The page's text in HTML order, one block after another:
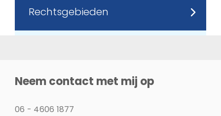
Rechtsgebieden
Neem contact met mij op
06 - 4606 1877